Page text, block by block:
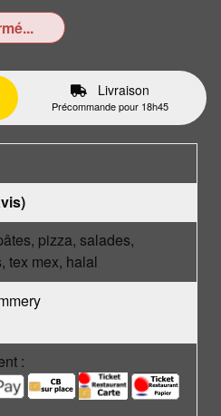
Livraison
Précommande pour 18h45
pizza, salades,
tex mex, halal
: